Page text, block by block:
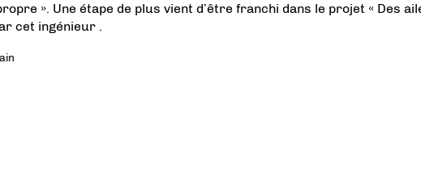
». Une étape de plus vient d’être franchi dans le projet « Des
cet ingénieur .